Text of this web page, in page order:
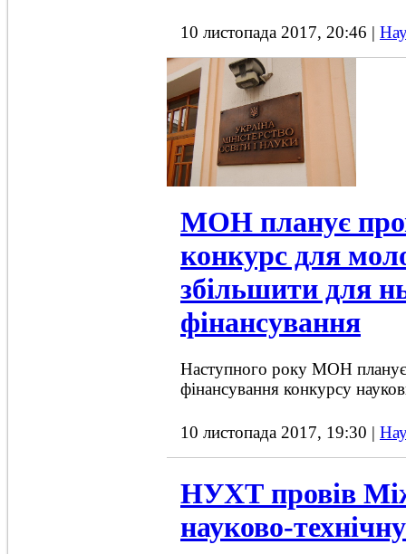
10 листопада 2017, 20:46 |
МОН планує
конкурс для
збільшити для
фінансування
Наступного року МОН планує
фінансування конкурсу
10 листопада 2017, 19:30 |
НУХТ провів
науково-